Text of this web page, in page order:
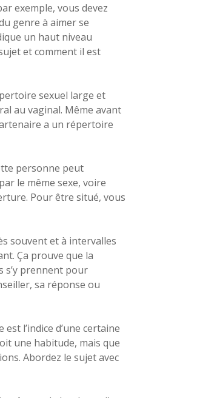
exemple, vous devez
genre à aimer se
un haut niveau
et comment il est
sexuel large et
au vaginal. Même avant
a un répertoire
personne peut
le même sexe, voire
Pour être situé, vous
souvent et à intervalles
Ça prouve que la
s’y prennent pour
sa réponse ou
l’indice d’une certaine
une habitude, mais que
Abordez le sujet avec